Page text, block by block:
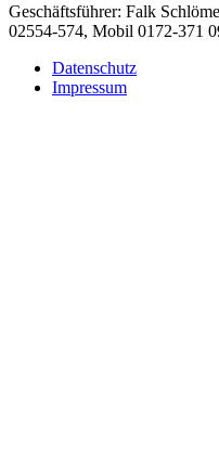
Geschäftsführer: Falk
02554-574, Mobil 0172-371
Datenschutz
Impressum